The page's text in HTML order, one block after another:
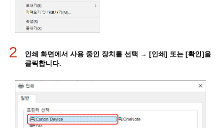
2
인쇄 화면에서 사용 중인 장치를 선택 → [인쇄] 또는 [확인]을
클릭합니다.